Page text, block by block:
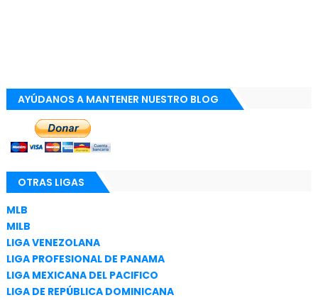
AYÚDANOS A MANTENER NUESTRO BLOG
OTRAS LIGAS
MLB
MILB
LIGA VENEZOLANA
LIGA PROFESIONAL DE PANAMA
LIGA MEXICANA DEL PACIFICO
LIGA DE REPÚBLICA DOMINICANA